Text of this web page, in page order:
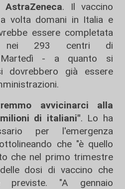
. Il vaccino
volta domani in Italia e
essere completata
nei 293 centri di
Martedì - a quanto si
dovrebbero già essere
avvicinarci alla
di italiani". Lo ha
per l'emergenza
che "è quello
che nel primo trimestre
dosi di vaccino che
previste. "A gennaio